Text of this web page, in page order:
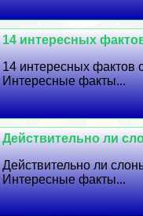
14 интересных
14 интересных фактов
Интересные факты...
Действительно ли
Действительно ли
Интересные факты...